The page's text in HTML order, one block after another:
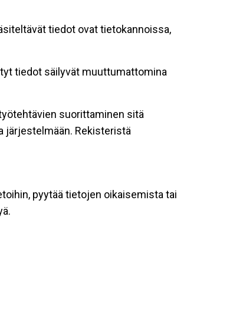
tiedot ovat tietokannoissa,
tiedot säilyvät muuttumattomina
suorittaminen sitä
järjestelmään. Rekisteristä
pyytää tietojen oikaisemista tai